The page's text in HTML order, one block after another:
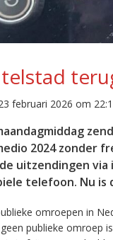
februari 2026 om
2024 zonder
uitzendingen
telefoon. Nu is
omroepen in
publieke omroep